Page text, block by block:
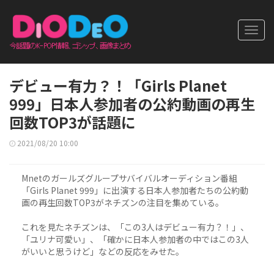
デビュー有力？！「Girls Planet
999」日本人参加者の公約動画の再生
回数TOP3が話題に
2021/08/20 10:00
Mnetのガールズグループサバイバルオーディション番組
「Girls Planet 999」に出演する日本人参加者たちの公約動
画の再生回数TOP3がネチズンの注目を集めている。
これを見たネチズンは、「この3人はデビュー有力？！」、
「ユリナ可愛い」、「確かに日本人参加者の中ではこの3人
がいいと思うけど」などの反応をみせた。